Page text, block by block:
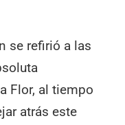
se refirió a las
Flor, al tiempo
atrás este